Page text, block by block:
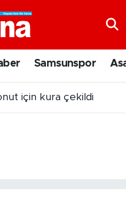
Samsunspor
için kura çekildi
ve Fikstür